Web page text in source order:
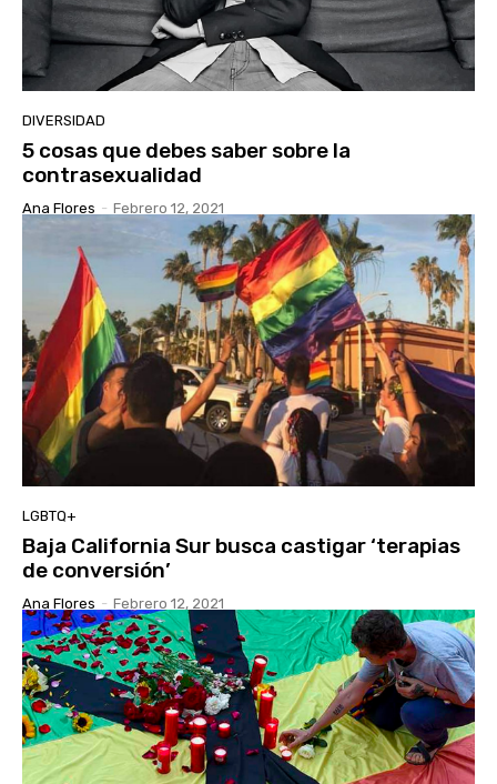
DIVERSIDAD
5 cosas que debes saber sobre la
contrasexualidad
Ana Flores - Febrero 12, 2021
LGBTQ+
Baja California Sur busca castigar ‘terapias
de conversión’
Ana Flores - Febrero 12, 2021